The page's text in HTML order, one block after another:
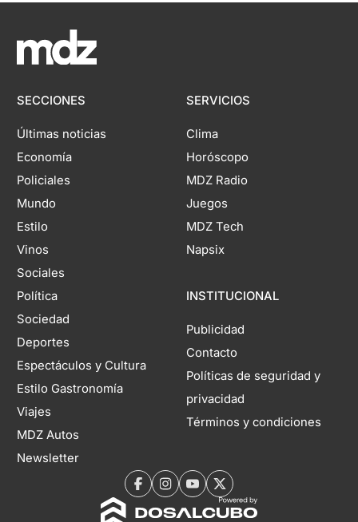
SECCIONES
Últimas noticias
Economía
Policiales
Mundo
Estilo
Vinos
Sociales
Política
Sociedad
Deportes
Espectáculos y Cultura
Estilo Gastronomía
Viajes
MDZ Autos
Newsletter
SERVICIOS
Clima
Horóscopo
MDZ Radio
Juegos
MDZ Tech
Napsix
INSTITUCIONAL
Publicidad
Contacto
Políticas de seguridad y
privacidad
Términos y condiciones